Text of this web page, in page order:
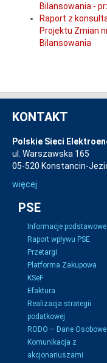
Bilansowania -
Raport z
Projektu Zmian
Bilansowania
KONTAKT
Polskie Sieci
ul. Warszawska 165
05-520 Konstancin-
więcej
PSE
Informacje podstawowe
Raport wpływu PSE
Przetargi
Platforma Zakupowa
KSeF
Efaktura
Realizacja strategii
podatkowej
RODO – Dane Osobowe
Komunikacja z
akcjonariuszami